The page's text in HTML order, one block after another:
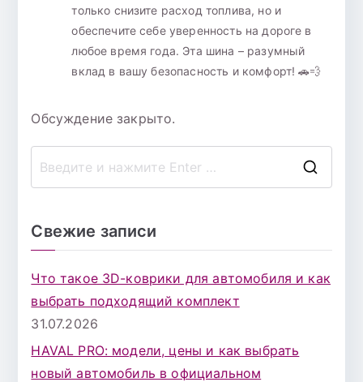
только снизите расход топлива, но и
обеспечите себе уверенность на дороге в
любое время года. Эта шина – разумный
вклад в вашу безопасность и комфорт! 🚗💨
Обсуждение закрыто.
Свежие записи
Что такое 3D-коврики для автомобиля и как
выбрать подходящий комплект
31.07.2026
HAVAL PRO: модели, цены и как выбрать
новый автомобиль в официальном